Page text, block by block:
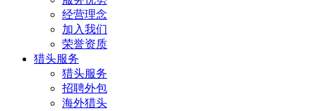
经营理念
加入我们
荣誉资质
猎头服务
猎头服务
招聘外包
海外猎头